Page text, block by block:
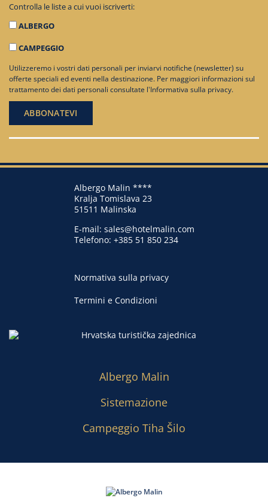
Controlla le liste a cui vuoi iscriverti:
ALBERGO
CAMPEGGIO
Utilizzeremo i vostri dati personali per inviarvi notifiche (newsletter) su
offerte speciali ed eventi nella destinazione. Per maggiori informazioni sul
trattamento dei dati personali consultate l'Informativa sulla privacy.
Albergo Malin ****
Kralja Tomislava 23
51511 Malinska
E-mail: sales@hotelmalin.com
Telefono: +385 51 850 234
Normativa sulla privacy
Termini e Condizioni
Albergo Malin
Sistemazione
Campeggio Tiha Šilo